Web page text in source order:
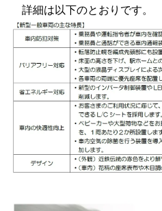
詳細は以下のとおりです。